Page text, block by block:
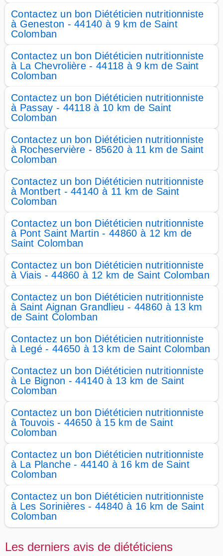
Contactez un bon Diététicien nutritionniste
à Geneston - 44140 à 9 km de Saint
Colomban
Contactez un bon Diététicien nutritionniste
à La Chevrolière - 44118 à 9 km de Saint
Colomban
Contactez un bon Diététicien nutritionniste
à Passay - 44118 à 10 km de Saint
Colomban
Contactez un bon Diététicien nutritionniste
à Rocheservière - 85620 à 11 km de Saint
Colomban
Contactez un bon Diététicien nutritionniste
à Montbert - 44140 à 11 km de Saint
Colomban
Contactez un bon Diététicien nutritionniste
à Pont Saint Martin - 44860 à 12 km de
Saint Colomban
Contactez un bon Diététicien nutritionniste
à Viais - 44860 à 12 km de Saint Colomban
Contactez un bon Diététicien nutritionniste
à Saint Aignan Grandlieu - 44860 à 13 km
de Saint Colomban
Contactez un bon Diététicien nutritionniste
à Legé - 44650 à 13 km de Saint Colomban
Contactez un bon Diététicien nutritionniste
à Le Bignon - 44140 à 13 km de Saint
Colomban
Contactez un bon Diététicien nutritionniste
à Touvois - 44650 à 15 km de Saint
Colomban
Contactez un bon Diététicien nutritionniste
à La Planche - 44140 à 16 km de Saint
Colomban
Contactez un bon Diététicien nutritionniste
à Les Sorinières - 44840 à 16 km de Saint
Colomban
Les derniers avis de diététiciens